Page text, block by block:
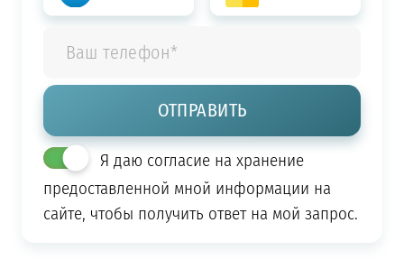
Я даю согласие на хранение
предоставленной мной информации на
сайте, чтобы получить ответ на мой запрос.